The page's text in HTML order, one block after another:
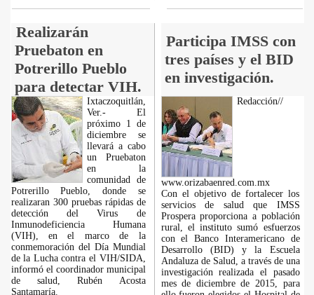
Realizarán
Pruebaton en
Potrerillo Pueblo
para detectar VIH.
Participa IMSS con
tres países y el BID
en investigación.
Ixtaczoquitlán,
Ver.- El
próximo 1 de
diciembre se
llevará a cabo
un Pruebaton
en la
comunidad de
Potrerillo Pueblo, donde se
realizaran 300 pruebas rápidas de
detección del Virus de
Inmunodeficiencia Humana
(VIH), en el marco de la
conmemoración del Día Mundial
de la Lucha contra el VIH/SIDA,
informó el coordinador municipal
de salud, Rubén Acosta
Santamaría.
Redacción//
www.orizabaenred.com.mx
Con el objetivo de fortalecer los
servicios de salud que IMSS
Prospera proporciona a población
rural, el instituto sumó esfuerzos
con el Banco Interamericano de
Desarrollo (BID) y la Escuela
Andaluza de Salud, a través de una
investigación realizada el pasado
mes de diciembre de 2015, para